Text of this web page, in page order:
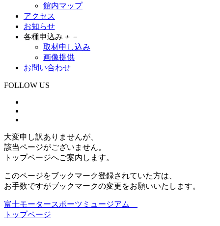
館内マップ
アクセス
お知らせ
各種申込み ＋ －
取材申し込み
画像提供
お問い合わせ
FOLLOW US
大変申し訳ありませんが、
該当ページがございません。
トップページへご案内します。
このページをブックマーク登録されていた方は、
お手数ですがブックマークの変更をお願いいたします。
富士モータースポーツミュージアム
トップページ